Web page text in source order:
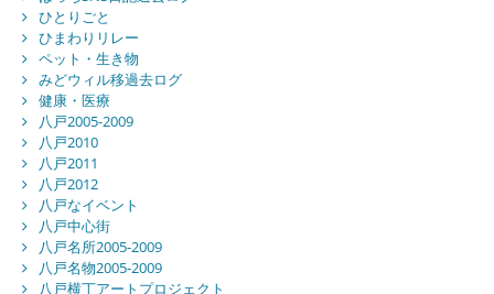
ひとりごと
ひまわりリレー
ペット・生き物
みどウィル移過去ログ
健康・医療
八戸2005-2009
八戸2010
八戸2011
八戸2012
八戸なイベント
八戸中心街
八戸名所2005-2009
八戸名物2005-2009
八戸横丁アートプロジェクト